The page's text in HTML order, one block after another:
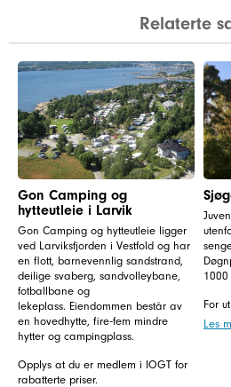
Relaterte
Gon Camping og
hytteutleie i Larvik
Gon Camping og hytteutleie ligger
ved Larviksfjorden i Vestfold og har
en flott, barnevennlig sandstrand,
deilige svaberg, sandvolleybane,
fotballbane og
lekeplass. Eiendommen består av
en hovedhytte, fire-fem mindre
hytter og campingplass.
Opplys at du er medlem i IOGT for
rabatterte priser.
1000
For
Les